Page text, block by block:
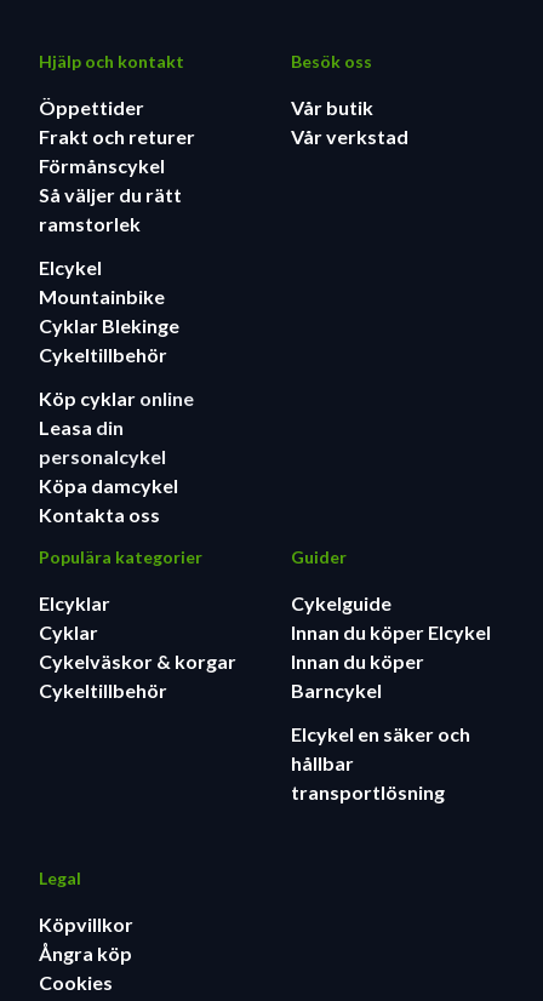
Hjälp och kontakt
Öppettider
Frakt och returer
Förmånscykel
Så väljer du rätt
ramstorlek
Elcykel
Mountainbike
Cyklar Blekinge
Cykeltillbehör
Köp cyklar online
Leasa din
personalcykel
Köpa damcykel
Kontakta oss
Besök oss
Vår butik
Vår verkstad
Populära kategorier
Elcyklar
Cyklar
Cykelväskor & korgar
Cykeltillbehör
Guider
Cykelguide
Innan du köper Elcykel
Innan du köper
Barncykel
Elcykel en säker och
hållbar
transportlösning
Legal
Köpvillkor
Ångra köp
Cookies